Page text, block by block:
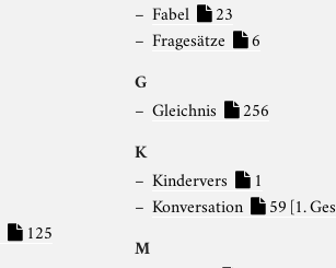
125
Fabel
23
Fragesätze
6
G
Gleichnis 256
K
Kindervers
1
Konversation
59 [1.
M